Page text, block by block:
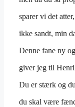
sparer vi det atter,
ikke sandt, min
Denne fane ny
giver jeg til
Du er stærk og
du skal være